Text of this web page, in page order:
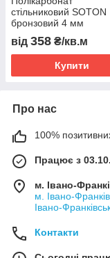
стільниковий SOTON
бронзовий 4 мм
від 358 ₴/кв.м
Купити
Про нас
100%
Працює з
м. Івано-
м. Івано-
Івано-
Контакти